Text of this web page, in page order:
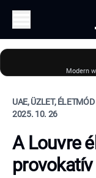
Modern
UAE, ÜZLET, ÉLETMÓD
2025. 10. 26
A Louvre